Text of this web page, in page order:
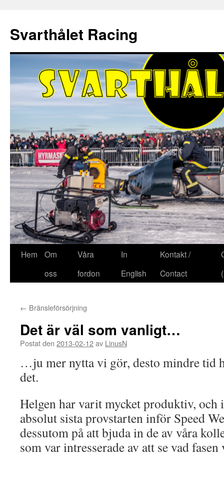
innehåll
Svarthålet Racing
Hem
Om
oss
Våra
fordon
In
English
Kontakt /
Contact
← Bränsleförsörjning
Det är väl som vanligt…
Postat den 2013-02-12av LinusN
…ju mer nytta vi gör, desto mindre tid
det.
Helgen har varit mycket produktiv, och
absolut sista provstarten inför Speed
dessutom på att bjuda in de av våra
som var intresserade av att se vad